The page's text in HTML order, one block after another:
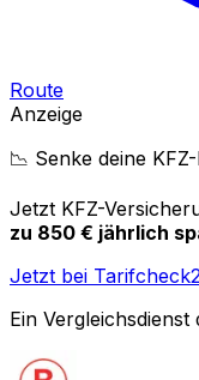
Route
Anzeige
📉 Senke deine
Jetzt KFZ-
zu 850 € jährlich
Jetzt bei
Ein